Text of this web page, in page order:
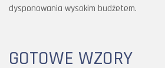
dysponowania wysokim budżetem.
GOTOWE WZORY